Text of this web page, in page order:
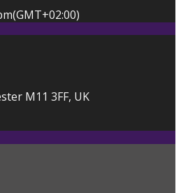
(GMT+02:00)
M11 3FF, UK